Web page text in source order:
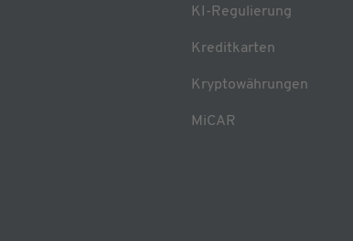
KI-Regulierung
Kreditkarten
Kryptowährungen
MiCAR